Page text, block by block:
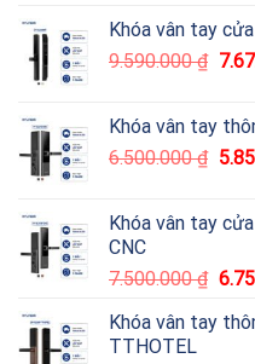
Khóa vân tay
9.590.000₫
Khóa vân tay
6.500.000₫
Khóa vân tay
CNC
7.500.000₫
Khóa vân tay
TTHOTEL